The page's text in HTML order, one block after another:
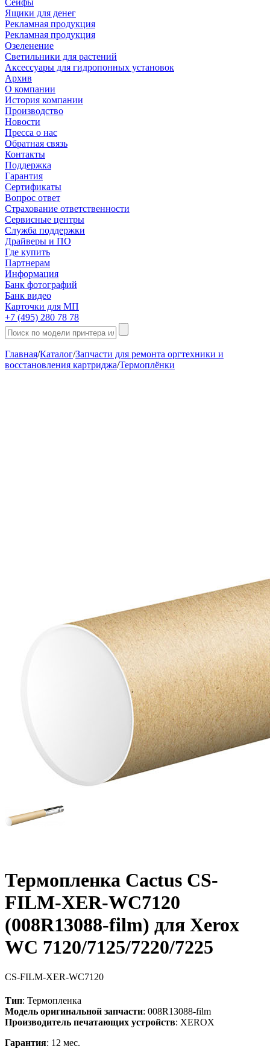
Сейфы
Ящики для денег
Рекламная продукция
Рекламная продукция
Озеленение
Светильники для растений
Аксессуары для гидропонных установок
Архив
О компании
История компании
Производство
Новости
Пресса о нас
Обратная связь
Контакты
Поддержка
Гарантия
Сертификаты
Вопрос ответ
Страхование ответственности
Сервисные центры
Служба поддержки
Драйверы и ПО
Где купить
Партнерам
Информация
Банк фотографий
Банк видео
Карточки для МП
+7 (495) 280 78 78
Главная/Каталог/Запчасти для ремонта оргтехники и
восстановления картриджа/Термоплёнки
Термопленка Cactus CS-
FILM-XER-WC7120
(008R13088-film) для Xerox
WC 7120/7125/7220/7225
CS-FILM-XER-WC7120
Тип: Термопленка
Модель оригинальной запчасти: 008R13088-film
Производитель печатающих устройств: XEROX
Гарантия: 12 мес.